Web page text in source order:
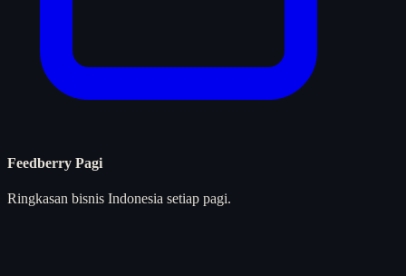
Feedberry Pagi
Ringkasan bisnis Indonesia setiap pagi.